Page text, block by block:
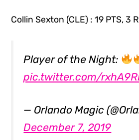
Collin Sexton (CLE) : 19 PTS, 3
Player of the Night:
pic.twitter.com/
— Orlando Magic
December 7, 2019